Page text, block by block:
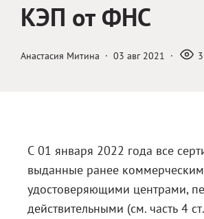
Решения
КЭП от ФНС
Анастасия Митина · 03 авг 2021 ·
С 01 января 2022 года все
выданные ранее
удостоверяющими центрами,
действительными (см. часть 4